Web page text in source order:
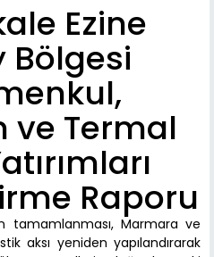
Ezine
Bölgesi
ve Termal
Raporu
tamamlanması, Marmara ve
aksı yeniden yapılandırarak